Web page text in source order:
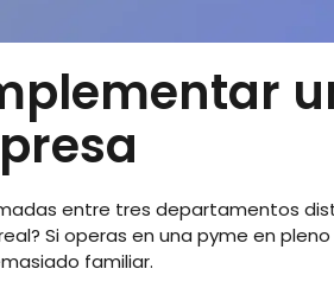
entre tres departamentos
Si operas en una pyme en pleno
familiar.